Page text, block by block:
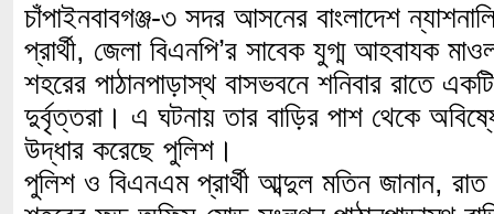
চাঁপাইনবাবগঞ্জ-৩ সদর আসনের বাংলাদেশ
প্রার্থী, জেলা বিএনপি’র সাবেক যুগ্ম আহবাযক
শহরের পাঠানপাড়াস্থ বাসভবনে শনিবার রাতে
দুর্বৃত্তরা। এ ঘটনায় তার বাড়ির পাশ থেকে
উদ্ধার করেছে পুলিশ।
পুলিশ ও বিএনএম প্রার্থী আব্দুল মতিন জানান,